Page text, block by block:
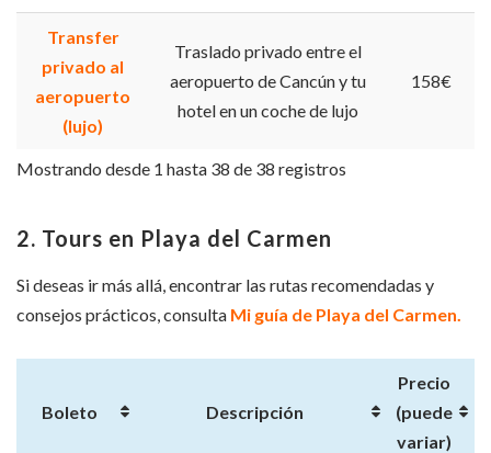
Transfer
privado al
aeropuerto
(lujo)
Traslado privado entre el
aeropuerto de Cancún y tu
hotel en un coche de lujo
158€
Mostrando desde 1 hasta 38 de 38 registros
2. Tours en Playa del Carmen
Si deseas ir más allá, encontrar las rutas recomendadas y
consejos prácticos, consulta Mi guía de Playa del Carmen.
Boleto Descripción
Precio
(puede
variar)